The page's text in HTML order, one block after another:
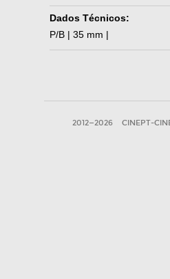
Dados Técnicos:
P/B | 35 mm |
2012—2026 CINEPT-